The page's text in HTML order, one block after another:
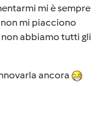
mi è sempre
mi piacciono
abbiamo tutti gli
ancora